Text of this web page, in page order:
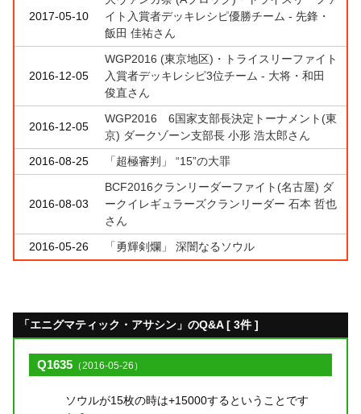
2017-05-10
イト入賞者デッキレシピ優勝チーム - 先鋒・
飯田 佳祐さん
2016-12-05
WGP2016 (東京地区)・トライスリーファイト
入賞者デッキレシピ3位チーム - 大将・和田
俊直さん
2016-12-05
WGP2016 6国家支部長決定トーナメント(東
京) ダークゾーン支部長 小形 浩太郎さん
2016-08-25
「超極審判」 “15”の大罪
2016-08-03
BCF2016クランリーダーファイト(名古屋) ダ
ークイレギュラーズクランリーダー 石本 哲也
さん
2016-05-26
「勇輝剣爛」 深闇なるソウル
「エニグマティック・アサシン」のQ&A [ 3件 ]
Q1635 （2016-05-26）
ソウルが15枚の時は+15000するということです